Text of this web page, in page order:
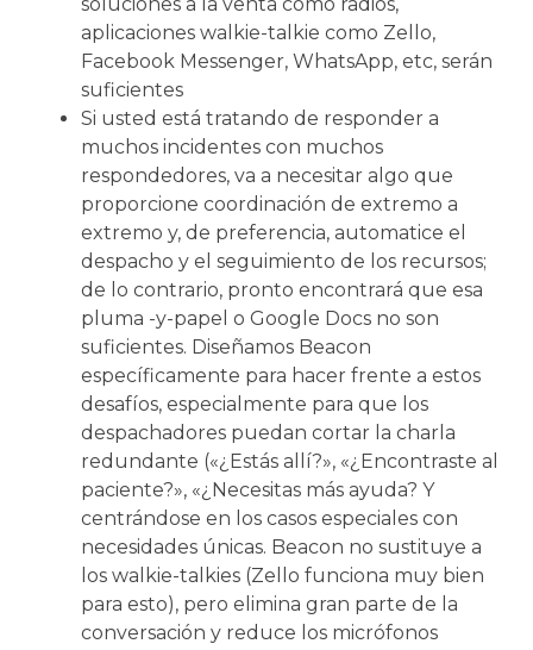
aplicaciones walkie-talkie como Zello,
Facebook Messenger, WhatsApp, etc, serán
suficientes
Si usted está tratando de responder a
muchos incidentes con muchos
respondedores, va a necesitar algo que
proporcione coordinación de extremo a
extremo y, de preferencia, automatice el
despacho y el seguimiento de los recursos;
de lo contrario, pronto encontrará que esa
pluma -y-papel o Google Docs no son
suficientes. Diseñamos Beacon
específicamente para hacer frente a estos
desafíos, especialmente para que los
despachadores puedan cortar la charla
redundante («¿Estás allí?», «¿Encontraste al
paciente?», «¿Necesitas más ayuda? Y
centrándose en los casos especiales con
necesidades únicas. Beacon no sustituye a
los walkie-talkies (Zello funciona muy bien
para esto), pero elimina gran parte de la
conversación y reduce los micrófonos